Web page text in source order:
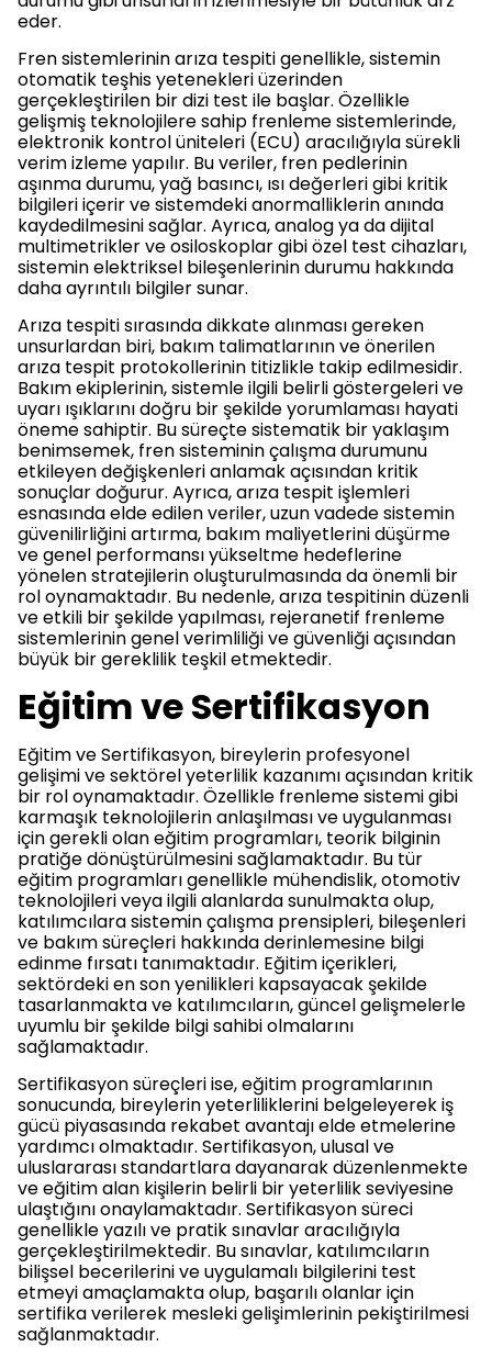
eder.
Fren sistemlerinin arıza tespiti genellikle, sistemin
otomatik teşhis yetenekleri üzerinden
gerçekleştirilen bir dizi test ile başlar. Özellikle
gelişmiş teknolojilere sahip frenleme sistemlerinde,
elektronik kontrol üniteleri (ECU) aracılığıyla sürekli
verim izleme yapılır. Bu veriler, fren pedlerinin
aşınma durumu, yağ basıncı, ısı değerleri gibi kritik
bilgileri içerir ve sistemdeki anormalliklerin anında
kaydedilmesini sağlar. Ayrıca, analog ya da dijital
multimetrikler ve osiloskoplar gibi özel test cihazları,
sistemin elektriksel bileşenlerinin durumu hakkında
daha ayrıntılı bilgiler sunar.
Arıza tespiti sırasında dikkate alınması gereken
unsurlardan biri, bakım talimatlarının ve önerilen
arıza tespit protokollerinin titizlikle takip edilmesidir.
Bakım ekiplerinin, sistemle ilgili belirli göstergeleri ve
uyarı ışıklarını doğru bir şekilde yorumlaması hayati
öneme sahiptir. Bu süreçte sistematik bir yaklaşım
benimsemek, fren sisteminin çalışma durumunu
etkileyen değişkenleri anlamak açısından kritik
sonuçlar doğurur. Ayrıca, arıza tespit işlemleri
esnasında elde edilen veriler, uzun vadede sistemin
güvenilirliğini artırma, bakım maliyetlerini düşürme
ve genel performansı yükseltme hedeflerine
yönelen stratejilerin oluşturulmasında da önemli bir
rol oynamaktadır. Bu nedenle, arıza tespitinin düzenli
ve etkili bir şekilde yapılması, rejeranetif frenleme
sistemlerinin genel verimliliği ve güvenliği açısından
büyük bir gereklilik teşkil etmektedir.
Eğitim ve Sertifikasyon
Eğitim ve Sertifikasyon, bireylerin profesyonel
gelişimi ve sektörel yeterlilik kazanımı açısından kritik
bir rol oynamaktadır. Özellikle frenleme sistemi gibi
karmaşık teknolojilerin anlaşılması ve uygulanması
için gerekli olan eğitim programları, teorik bilginin
pratiğe dönüştürülmesini sağlamaktadır. Bu tür
eğitim programları genellikle mühendislik, otomotiv
teknolojileri veya ilgili alanlarda sunulmakta olup,
katılımcılara sistemin çalışma prensipleri, bileşenleri
ve bakım süreçleri hakkında derinlemesine bilgi
edinme fırsatı tanımaktadır. Eğitim içerikleri,
sektördeki en son yenilikleri kapsayacak şekilde
tasarlanmakta ve katılımcıların, güncel gelişmelerle
uyumlu bir şekilde bilgi sahibi olmalarını
sağlamaktadır.
Sertifikasyon süreçleri ise, eğitim programlarının
sonucunda, bireylerin yeterliliklerini belgeleyerek iş
gücü piyasasında rekabet avantajı elde etmelerine
yardımcı olmaktadır. Sertifikasyon, ulusal ve
uluslararası standartlara dayanarak düzenlenmekte
ve eğitim alan kişilerin belirli bir yeterlilik seviyesine
ulaştığını onaylamaktadır. Sertifikasyon süreci
genellikle yazılı ve pratik sınavlar aracılığıyla
gerçekleştirilmektedir. Bu sınavlar, katılımcıların
bilişsel becerilerini ve uygulamalı bilgilerini test
etmeyi amaçlamakta olup, başarılı olanlar için
sertifika verilerek mesleki gelişimlerinin pekiştirilmesi
sağlanmaktadır.